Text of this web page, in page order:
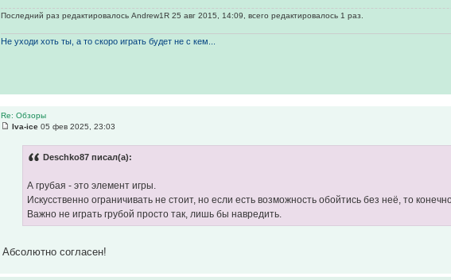
Последний раз редактировалось Andrew1R 25 авг 2015, 14:09, всего редактировалось 1 раз.
Не уходи хоть ты, а то скоро играть будет не с кем...
Re: Обзоры
Iva-ice 05 фев 2025, 23:03
Deschko87 писал(а):
А грубая - это элемент игры.
Искусственно ограничивать не стоит, но если есть возможность обойтись без неё, то
Важно не играть грубой просто так, лишь бы навредить.
Абсолютно согласен!